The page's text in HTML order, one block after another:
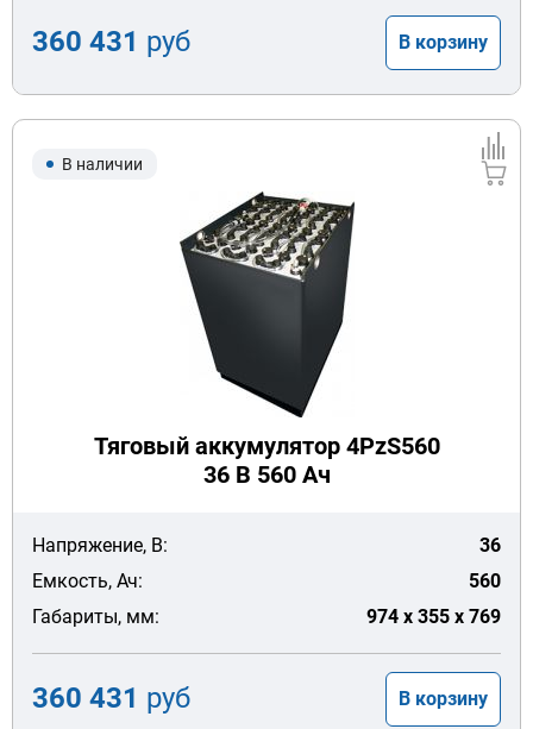
360 431 руб В корзину
В наличии
Тяговый аккумулятор 4PzS560
36 В 560 Ач
Напряжение, В:
36
Емкость, Ач:
560
Габариты, мм:
974 x 355 x 769
360 431 руб В корзину